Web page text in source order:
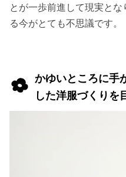
とが一歩前進して現実と
る今がとても不思議です。
かゆいところに手
した洋服づくりを